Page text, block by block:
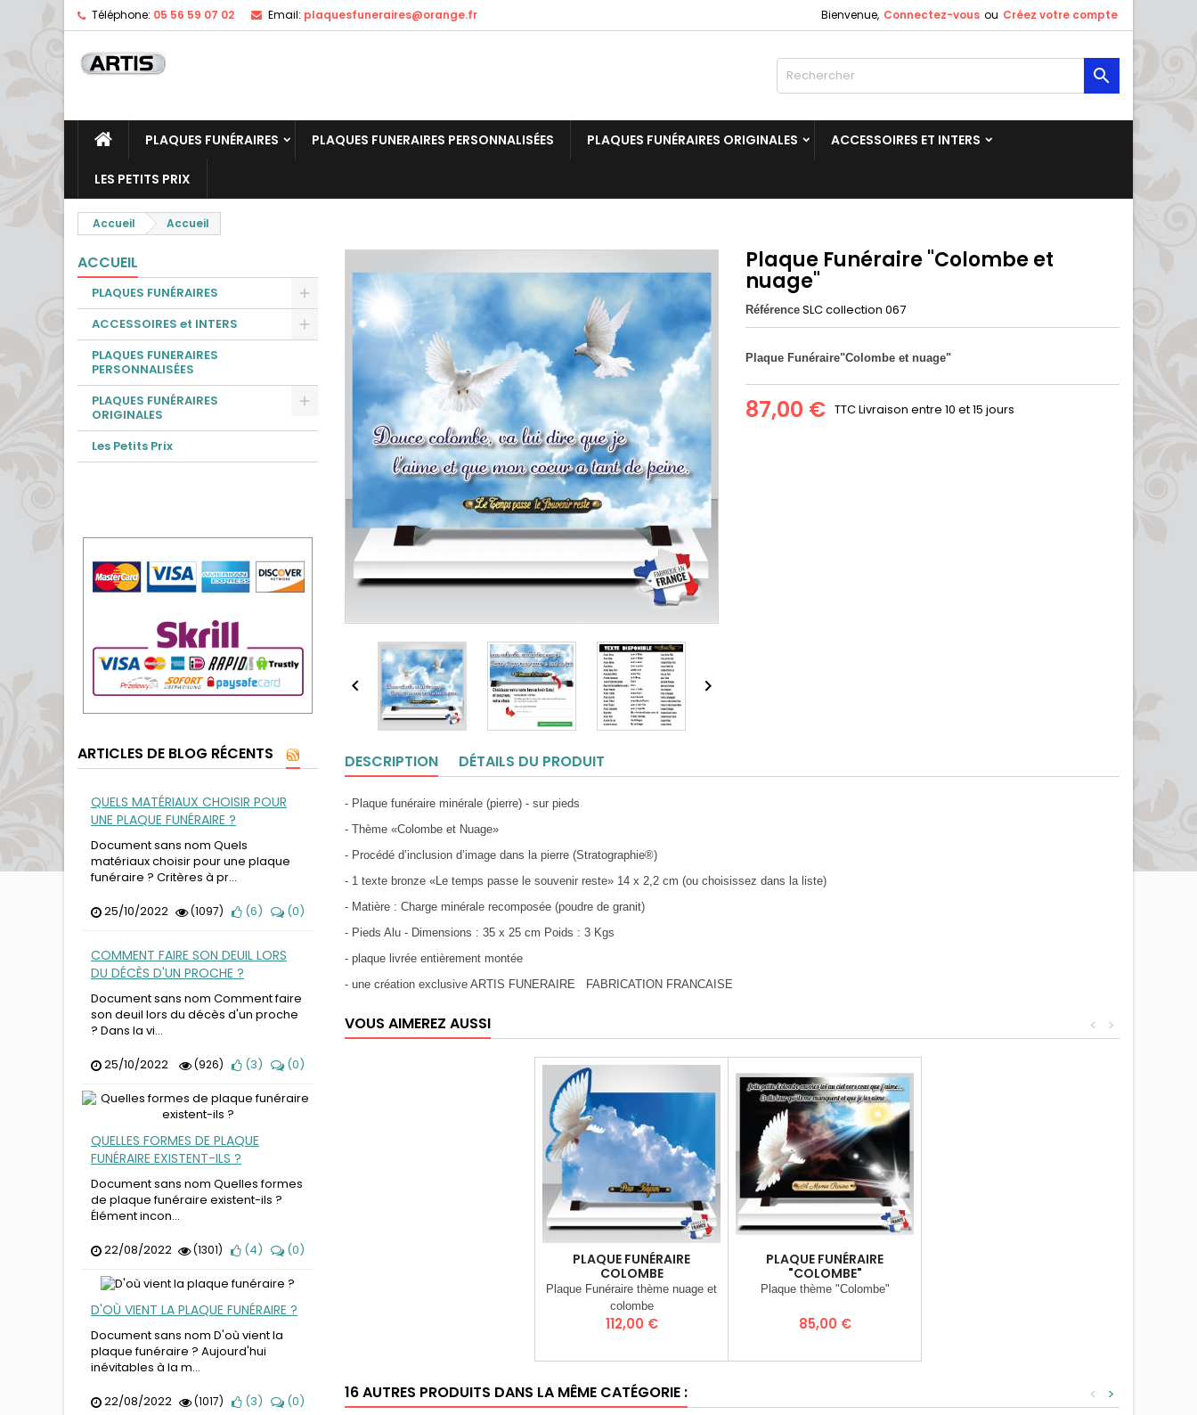
Téléphone: 05 56 59 07 02 Email: plaquesfuneraires@orange.fr Bienvenue, Connectez-vous ou Créez votre compte

PLAQUES FUNÉRAIRES PLAQUES FUNERAIRES PERSONNALISÉES PLAQUES FUNÉRAIRES ORIGINALES ACCESSOIRES ET INTERS
LES PETITS PRIX
Accueil Accueil
ACCUEIL
PLAQUES FUNÉRAIRES
ACCESSOIRES et INTERS
PLAQUES FUNERAIRES
PERSONNALISÉES
PLAQUES FUNÉRAIRES
ORIGINALES
Les Petits Prix
ARTICLES DE BLOG RÉCENTS
QUELS MATÉRIAUX CHOISIR POUR
UNE PLAQUE FUNÉRAIRE ?
Document sans nom Quels
matériaux choisir pour une plaque
funéraire ? Critères à pr...
25/10/2022
(1097) (6) (0)
COMMENT FAIRE SON DEUIL LORS
DU DÉCÈS D'UN PROCHE ?
Document sans nom Comment faire
son deuil lors du décès d'un proche
? Dans la vi...
25/10/2022
(926) (3) (0)
QUELLES FORMES DE PLAQUE
FUNÉRAIRE EXISTENT-ILS ?
Document sans nom Quelles formes
de plaque funéraire existent-ils ?
Élément incon...
22/08/2022
(1301) (4) (0)
D'OÙ VIENT LA PLAQUE FUNÉRAIRE ?
Document sans nom D'où vient la
plaque funéraire ? Aujourd'hui
inévitables à la m...
22/08/2022
(1017) (3) (0)
 
Plaque Funéraire "Colombe et
nuage"
Référence SLC collection 067
Plaque Funéraire"Colombe et nuage"
87,00 € TTCLivraison entre 10 et 15 jours
DESCRIPTION DÉTAILS DU PRODUIT
- Plaque funéraire minérale (pierre) - sur pieds
- Thème «Colombe et Nuage»
- Procédé d’inclusion d’image dans la pierre (Stratographie®)
- 1 texte bronze «Le temps passe le souvenir reste» 14 x 2,2 cm (ou choisissez dans la liste)
- Matière : Charge minérale recomposée (poudre de granit)
- Pieds Alu - Dimensions : 35 x 25 cm Poids : 3 Kgs
- plaque livrée entièrement montée
- une création exclusive ARTIS FUNERAIRE FABRICATION FRANCAISE
VOUS AIMEREZ AUSSI >
<
PLAQUE FUNÉRAIRE
COLOMBE
Plaque Funéraire thème nuage et
colombe
Prix
112,00 €
PLAQUE FUNÉRAIRE
"COLOMBE"
Plaque thème "Colombe"
Prix
85,00 €
16 AUTRES PRODUITS DANS LA MÊME CATÉGORIE : >
<